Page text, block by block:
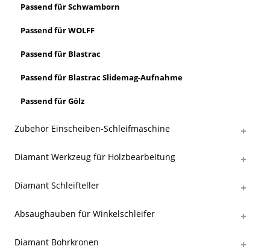
Passend für Schwamborn
Passend für WOLFF
Passend für Blastrac
Passend für Blastrac Slidemag-Aufnahme
Passend für Gölz
Zubehör Einscheiben-Schleifmaschine
Diamant Werkzeug für Holzbearbeitung
Diamant Schleifteller
Absaughauben für Winkelschleifer
Diamant Bohrkronen